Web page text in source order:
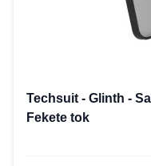
Techsuit - Glinth -
Fekete tok